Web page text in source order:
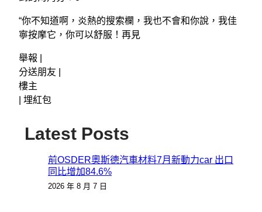
“你不知道啊，炎熱的搜索欄，我也不會和你說，我佳
寧按摩它，你可以舒服！再見
舉報 |
分送朋友 |
樓主
埋紅包
Latest Posts
前OSDER奧斯德汽車材料7月新動力car 出口
同比增加84.6%
2026 年 8 月 7 日